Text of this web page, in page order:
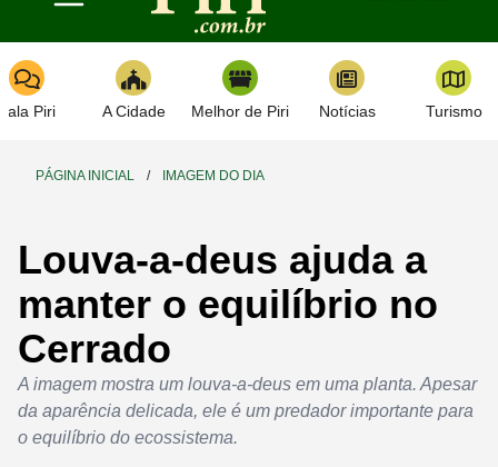
Toggle navigation
Piri A Cidade Melhor de Piri Notícias Turismo
PÁGINA INICIAL / IMAGEM DO DIA
Louva-a-deus ajuda a
manter o equilíbrio no
Cerrado
A imagem mostra um louva-a-deus em uma planta. Apesar
da aparência delicada, ele é um predador importante para
o equilíbrio do ecossistema.